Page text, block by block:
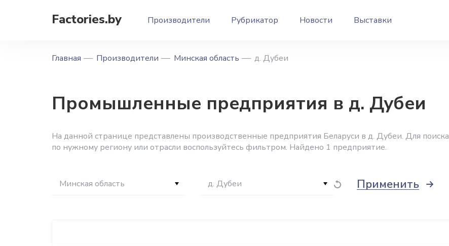
Factories.by Производители Рубрикатор Новости Выставки
Главная Производители Минская область д. Дубеи
Промышленные предприятия в д. Дубеи
На данной странице представлены производственные предприятия Беларуси в д. Дубеи. Для поиска
по нужному региону или отрасли воспользуйтесь фильтром. Найдено 1 предприятие.
Минская область д. Дубеи Применить